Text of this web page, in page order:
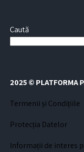
Caută
2025 © PLATFORMA
Termenii și Condițiile
Protecția Datelor
Informații de interes